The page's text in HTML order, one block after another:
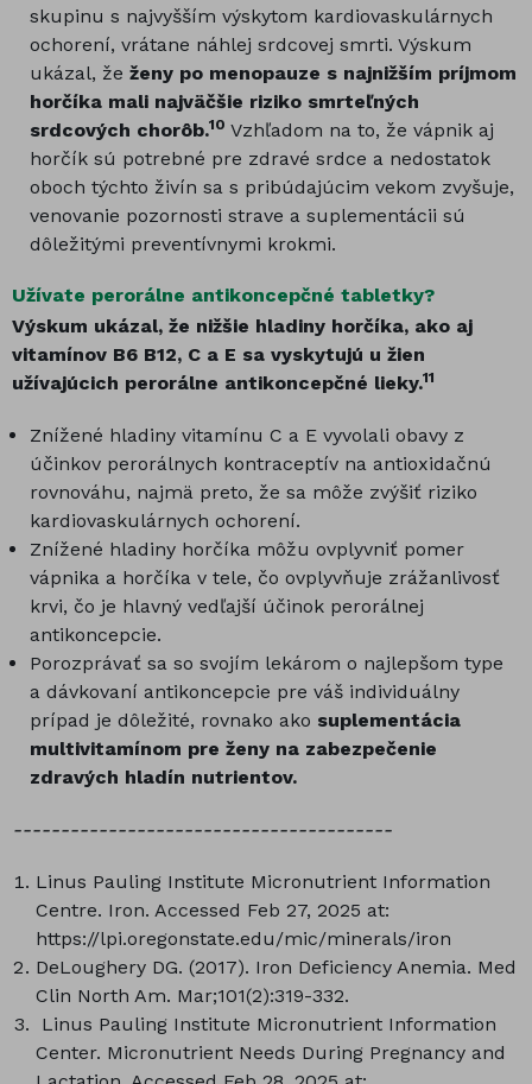
skupinu s najvyšším výskytom kardiovaskulárnych
ochorení, vrátane náhlej srdcovej smrti. Výskum
ukázal, žeženy po menopauze s najnižším príjmom
horčíka mali najväčšie riziko smrteľných
srdcových chorôb.10 Vzhľadom na to, že vápnik aj
horčík sú potrebné pre zdravé srdce a nedostatok
oboch týchto živín sa s pribúdajúcim vekom zvyšuje,
venovanie pozornosti strave a suplementácii sú
dôležitými preventívnymi krokmi.
Užívate perorálne antikoncepčné tabletky?
Výskum ukázal, že nižšie hladiny horčíka, ako aj
vitamínov B6 B12, C a E sa vyskytujú u žien
užívajúcich perorálne antikoncepčné lieky.11
Znížené hladiny vitamínu C a E vyvolali obavy z
účinkov perorálnych kontraceptív na antioxidačnú
rovnováhu, najmä preto, že sa môže zvýšiť riziko
kardiovaskulárnych ochorení.
Znížené hladiny horčíka môžu ovplyvniť pomer
vápnika a horčíka v tele, čo ovplyvňuje zrážanlivosť
krvi, čo je hlavný vedľajší účinok perorálnej
antikoncepcie.
Porozprávať sa so svojím lekárom o najlepšom type
a dávkovaní antikoncepcie pre váš individuálny
prípad je dôležité, rovnako ako suplementácia
multivitamínom pre ženy na zabezpečenie
zdravých hladín nutrientov.
----------------------------------------
Linus Pauling Institute Micronutrient Information
Centre. Iron. Accessed Feb 27, 2025 at:
https://lpi.oregonstate.edu/mic/minerals/iron
DeLoughery DG. (2017). Iron Deficiency Anemia. Med
Clin North Am. Mar;101(2):319-332.
Linus Pauling Institute Micronutrient Information
Center. Micronutrient Needs During Pregnancy and